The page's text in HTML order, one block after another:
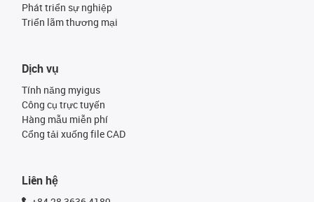
Phát triển sự nghiệp
Triển lãm thương mại
Dịch vụ
Tính năng myigus
Công cụ trực tuyến
Hàng mẫu miễn phí
Cổng tải xuống file CAD
Liên hệ